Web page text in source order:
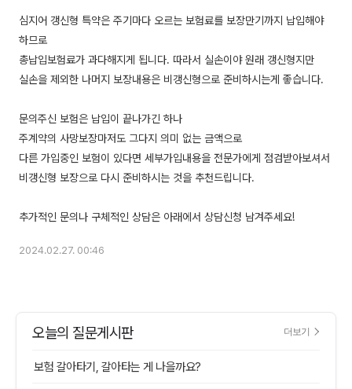
심지어 갱신형 특약은 주기마다 오르는 보험료를 보장만기까지 납입해야
하므로
총납입보험료가 과다해지게 됩니다. 따라서 실손이야 원래 갱신형지만
실손을 제외한 나머지 보장내용은 비갱신형으로 준비하시는게 좋습니다.
문의주신 보험은 납입이 끝나가긴 하나
주계약의 사망보장마저도 그다지 의미 없는 금액으로
다른 가입중인 보험이 있다면 세부가입내용을 전문가에게 점검받아보셔서
비갱신형 보장으로 다시 준비하시는 것을 추천드립니다.
2024.02.27. 00:46
오늘의 질문게시판 더보기
보험 갈아타기, 갈아타는 게 나을까요?